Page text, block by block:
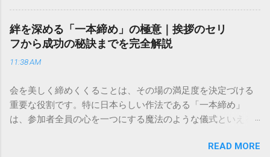
通運は企業間物流のイメージが強いかもしれませんが、個人
向けの宅配サービスも非常に充実しています。大切なのは、
目的に合わせた適切な連絡先を選ぶことです。この記事で
は、荷物の追跡確認から営業所への電話連絡、再配達の依頼
手順まで、初めての方でも迷わずに解決できる方法を詳しく
本全国に広範なネットワークを持つ大手運送会社です。特に
重量物や大型の荷物、そして企業間の輸送において圧倒的な
実績を誇ります。 個人で利用する場合、他の宅配業者と少し
いう特徴があります。地域に密着した各拠点が配送をコント
絆を深める「一本締め」の極意｜挨拶のセリ
フから成功の秘訣までを完全解説
11:38 AM
会を美しく締めくくることは、その場の満足度を決定づける
重要な役割です。特に日本らしい作法である「一本締め」
は、参加者全員の心を一つにする魔法のような儀式といえる
「手拍子のリズムに自信がない」と不安を感じる方も多いは
READ MORE